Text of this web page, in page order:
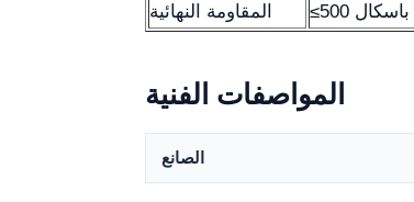
المقاومة النهائية
≤500 باسكال
المواصفات الفنية
الصانع